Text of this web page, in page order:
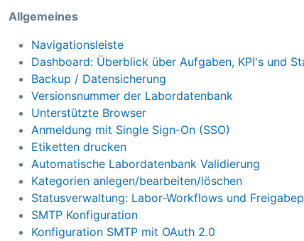
Allgemeines
Navigationsleiste
Dashboard: Überblick über Aufgaben, KPI's und
Backup / Datensicherung
Versionsnummer der Labordatenbank
Unterstützte Browser
Anmeldung mit Single Sign-On (SSO)
Etiketten drucken
Automatische Labordatenbank Validierung
Kategorien anlegen/bearbeiten/löschen
Statusverwaltung: Labor-Workflows und
SMTP Konfiguration
Konfiguration SMTP mit OAuth 2.0